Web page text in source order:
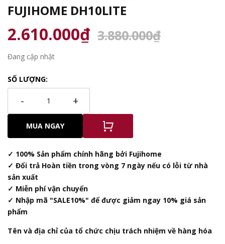
FUJIHOME DH10LITE
2.610.000₫ 3.880.000₫
Đang cập nhật
SỐ LƯỢNG:
- +
MUA NGAY
✓ 100% Sản phẩm chính hãng bởi Fujihome
✓ Đổi trả Hoàn tiền trong vòng 7 ngày nếu có lỗi từ nhà
sản xuất
✓ Miễn phí vận chuyển
✓ Nhập mã "SALE10%" để được giảm ngay 10% giá sản
phẩm
Tên và địa chỉ của tổ chức chịu trách nhiệm về hàng hóa